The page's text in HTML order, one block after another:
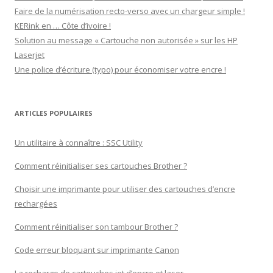
Faire de la numérisation recto-verso avec un chargeur simple !
KERink en … Côte d’ivoire !
Solution au message « Cartouche non autorisée » sur les HP
Laserjet
Une police d’écriture (typo) pour économiser votre encre !
ARTICLES POPULAIRES
Un utilitaire à connaître : SSC Utility
Comment réinitialiser ses cartouches Brother ?
Choisir une imprimante pour utiliser des cartouches d’encre
rechargées
Comment réinitialiser son tambour Brother ?
Code erreur bloquant sur imprimante Canon